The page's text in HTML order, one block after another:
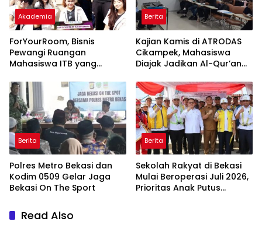
Akademia
ForYourRoom, Bisnis
Pewangi Ruangan
Mahasiswa ITB yang
Berita
Kajian Kamis di ATRODAS
Cikampek, Mahasiswa
Diajak Jadikan Al-Qur’an
Berita
Polres Metro Bekasi dan
Kodim 0509 Gelar Jaga
Bekasi On The Sport
Berita
Sekolah Rakyat di Bekasi
Mulai Beroperasi Juli 2026,
Prioritas Anak Putus
Read Also